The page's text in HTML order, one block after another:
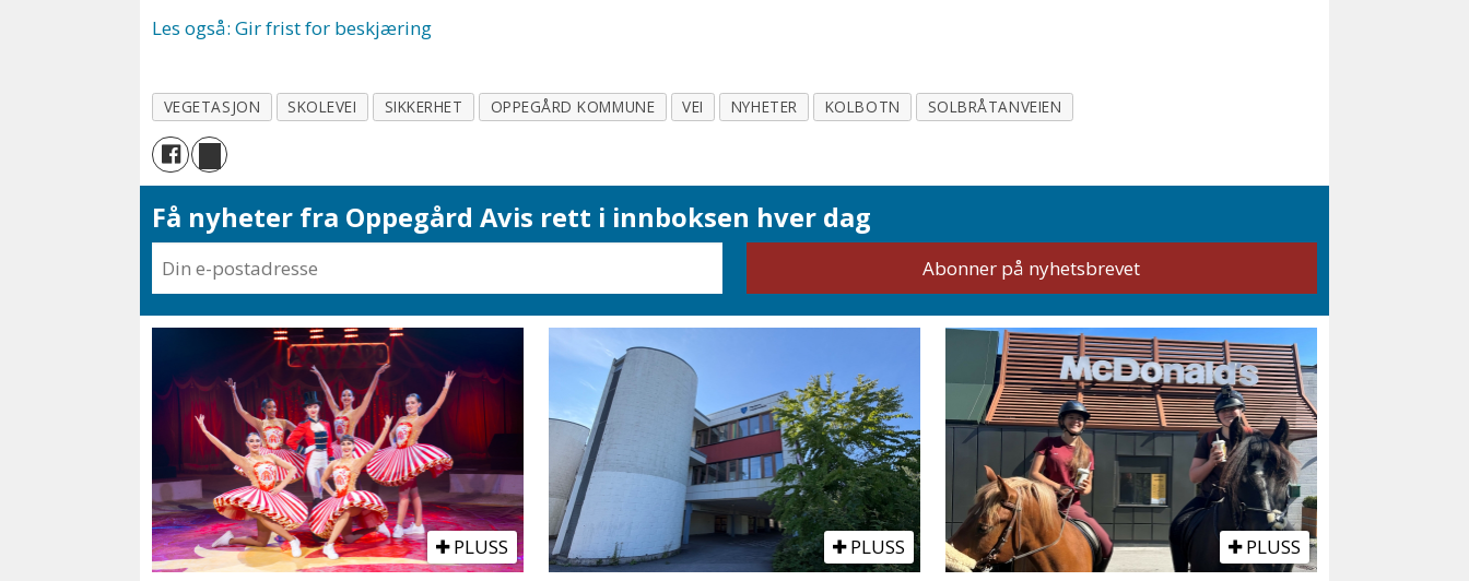
Les også: Gir frist for beskjæring
VEGETASJON SKOLEVEI SIKKERHET OPPEGÅRD KOMMUNE VEI NYHETER KOLBOTN SOLBRÅTANVEIEN
Få nyheter fra Oppegård Avis rett i innboksen hver dag
PLUSS PLUSS PLUSS